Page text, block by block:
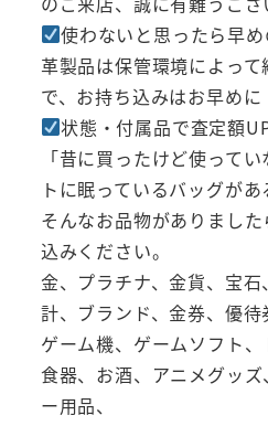
使わないと思ったら早
革製品は保管環境によっ
で、お持ち込みはお早めに
状態・付属品で査定額
「昔に買ったけど使って
トに眠っているバッグがあ
そんなお品物がありまし
込みください。
金、プラチナ、金貨、宝
計、ブランド、金券、優待
ゲーム機、ゲームソフト、
食器、お酒、アニメグッ
ー用品、